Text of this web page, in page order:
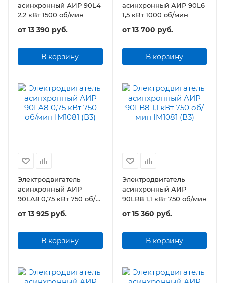
асинхронный АИР 90L4
2,2 кВт 1500 об/мин
от13 390 руб.
В корзину
асинхронный АИР 90L6
1,5 кВт 1000 об/мин
от13 700 руб.
В корзину
Электродвигатель
асинхронный АИР
90LA8 0,75 кВт 750 об/
от13 925 руб.
В корзину
Электродвигатель
асинхронный АИР
90LB8 1,1 кВт 750 об/мин
от15 360 руб.
В корзину